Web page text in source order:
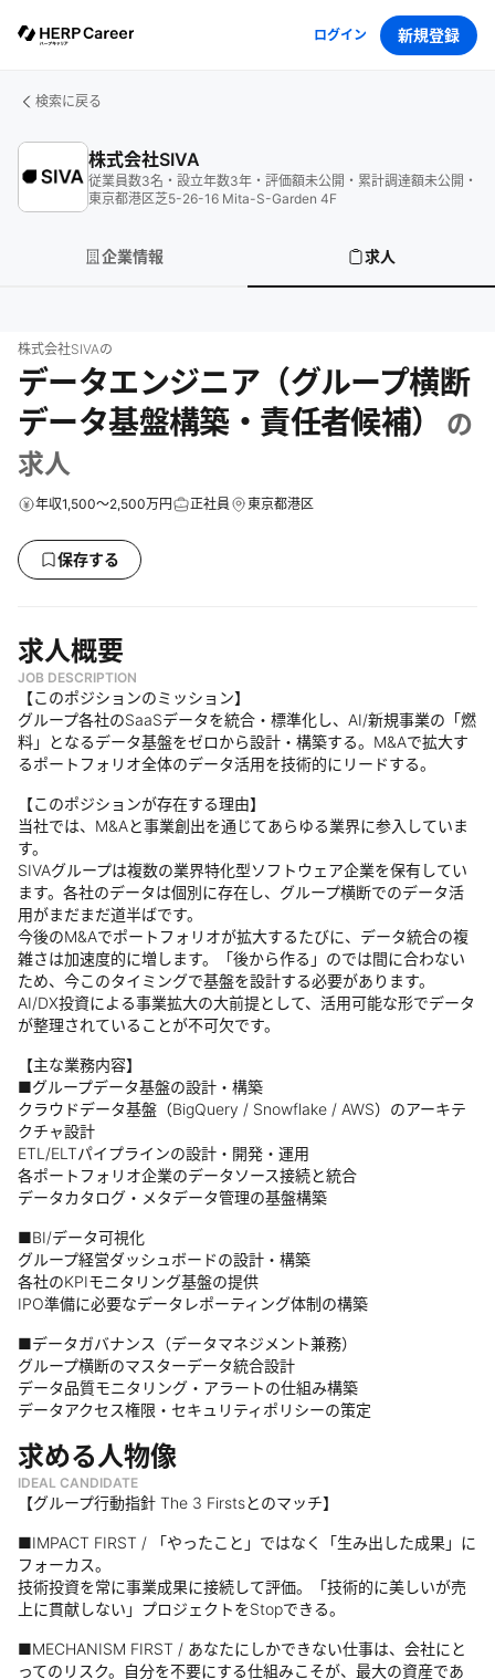
ログイン 新規登録
検索に戻る
株式会社SIVA
従業員数3名 ・ 設立年数3年 ・ 評価額未公開 ・ 累計調達額未公開 ・
東京都港区芝5-26-16 Mita-S-Garden 4F
企業情報 求人
株式会社SIVAの
データエンジニア（グループ横断
データ基盤構築・責任者候補）
の
求人
年収1,500～2,500万円 正社員 東京都港区
保存する
求人概要
JOB DESCRIPTION
【このポジションのミッション】
グループ各社のSaaSデータを統合・標準化し、AI/新規事業の「燃
料」となるデータ基盤をゼロから設計・構築する。M&Aで拡大す
るポートフォリオ全体のデータ活用を技術的にリードする。
【このポジションが存在する理由】
当社では、M&Aと事業創出を通じてあらゆる業界に参入していま
す。
SIVAグループは複数の業界特化型ソフトウェア企業を保有してい
ます。各社のデータは個別に存在し、グループ横断でのデータ活
用がまだまだ道半ばです。
今後のM&Aでポートフォリオが拡大するたびに、データ統合の複
雑さは加速度的に増します。「後から作る」のでは間に合わない
ため、今このタイミングで基盤を設計する必要があります。
AI/DX投資による事業拡大の大前提として、活用可能な形でデータ
が整理されていることが不可欠です。
【主な業務内容】
■グループデータ基盤の設計・構築
クラウドデータ基盤（BigQuery / Snowflake / AWS）のアーキテ
クチャ設計
ETL/ELTパイプラインの設計・開発・運用
各ポートフォリオ企業のデータソース接続と統合
データカタログ・メタデータ管理の基盤構築
■BI/データ可視化
グループ経営ダッシュボードの設計・構築
各社のKPIモニタリング基盤の提供
IPO準備に必要なデータレポーティング体制の構築
■データガバナンス（データマネジメント兼務）
グループ横断のマスターデータ統合設計
データ品質モニタリング・アラートの仕組み構築
データアクセス権限・セキュリティポリシーの策定
求める人物像
IDEAL CANDIDATE
【グループ行動指針 The 3 Firstsとのマッチ】
■IMPACT FIRST / 「やったこと」ではなく「生み出した成果」に
フォーカス。
技術投資を常に事業成果に接続して評価。「技術的に美しいが売
上に貫献しない」プロジェクトをStopできる。
■MECHANISM FIRST / あなたにしかできない仕事は、会社にと
ってのリスク。自分を不要にする仕組みこそが、最大の資産であ